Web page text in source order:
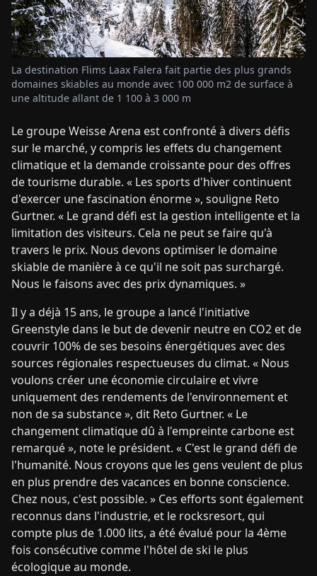
La destination Flims Laax Falera fait partie des plus grands
domaines skiables au monde avec 100 000 m2 de surface à
une altitude allant de 1 100 à 3 000 m
Le groupe Weisse Arena est confronté à divers défis
sur le marché, y compris les effets du changement
climatique et la demande croissante pour des offres
de tourisme durable. « Les sports d'hiver continuent
d'exercer une fascination énorme », souligne Reto
Gurtner. « Le grand défi est la gestion intelligente et la
limitation des visiteurs. Cela ne peut se faire qu'à
travers le prix. Nous devons optimiser le domaine
skiable de manière à ce qu'il ne soit pas surchargé.
Nous le faisons avec des prix dynamiques. »
Il y a déjà 15 ans, le groupe a lancé l'initiative
Greenstyle dans le but de devenir neutre en CO2 et de
couvrir 100% de ses besoins énergétiques avec des
sources régionales respectueuses du climat. « Nous
voulons créer une économie circulaire et vivre
uniquement des rendements de l'environnement et
non de sa substance », dit Reto Gurtner. « Le
changement climatique dû à l'empreinte carbone est
remarqué », note le président. « C'est le grand défi de
l'humanité. Nous croyons que les gens veulent de plus
en plus prendre des vacances en bonne conscience.
Chez nous, c'est possible. » Ces efforts sont également
reconnus dans l'industrie, et le rocksresort, qui
compte plus de 1.000 lits, a été évalué pour la 4ème
fois consécutive comme l'hôtel de ski le plus
écologique au monde.